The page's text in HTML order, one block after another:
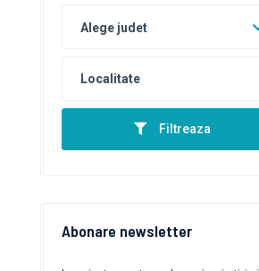
Alege judet
Filtreaza
Abonare newsletter